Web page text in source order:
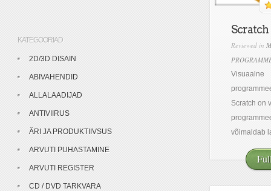
Scratch
Reviewed in
Visuaalne
Scratch on
võimaldab
KATEGOORIAD
2D/3D DISAIN
ABIVAHENDID
ALLALAADIJAD
ANTIVIIRUS
ÄRI JA PRODUKTIIVSUS
ARVUTI PUHASTAMINE
ARVUTI REGISTER
CD / DVD TARKVARA